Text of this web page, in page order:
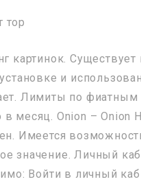
картинок.
и
Лимиты по
месяц. Onion – Onion
Имеется
значение. Личный
Войти в личный